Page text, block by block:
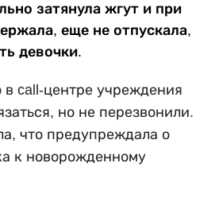
затянула жгут и при
еще не отпускала,
девочки.
в call-центре учреждения
но не перезвонили.
что предупреждала о
к новорожденному